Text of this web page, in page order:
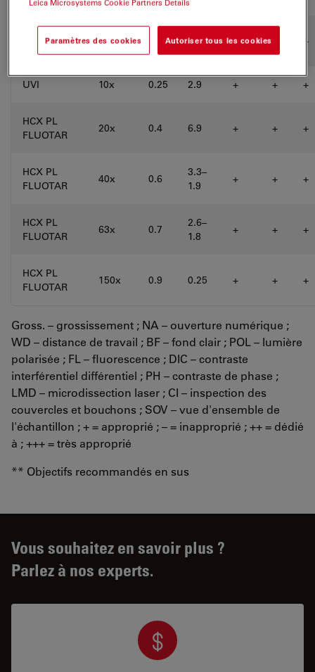
FLUOTAR
10x 11.0 + +
UVI 10x 0.25 2.9 + + +
HCX PL
FLUOTAR
20x 0.4 6.9 + + +
HCX PL
FLUOTAR
40x 0.6
3.3–
1.9
+ + +
HCX PL
FLUOTAR
63x 0.7
2.6–
1.8
+ + +
HCX PL
FLUOTAR
150x 0.9 0.25 + + +
Gross. – grossissement ; NA – ouverture numérique ;
WD – distance de travail ; BF – fond clair ; POL – lumière
polarisée ; FL – fluorescence ; DIC – contraste
interférentiel différentiel ; PH – contraste de phase ;
LMD – microdissection laser ; CI – inspection des
couvercles et bouchons ; SOV – vue d'ensemble de
l'échantillon ; + = approprié ; – = inapproprié ; ++ = dédié
à ; +++ = très approprié
** Objectifs recommandés en sus
Vous souhaitez en savoir plus ?
Parlez à nos experts.
Leica Microsystems Cookie Partners Details
Paramètres des cookies Autoriser tous les cookies